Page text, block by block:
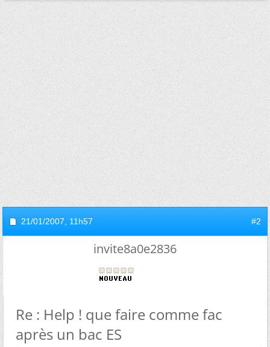
21/01/2007, 11h57 #2
invite8a0e2836
Re : Help ! que faire comme fac
après un bac ES